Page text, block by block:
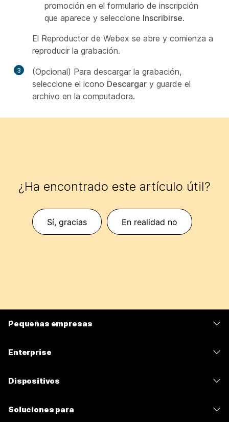
promoción en el formulario de inscripción
que aparece y seleccione Inscribirse.
El Reproductor de Webex se abre y comienza a
reproducir la grabación.
3
(Opcional) Para descargar la grabación,
seleccione el icono Descargar y guarde el
archivo en la computadora.
¿Ha encontrado este artículo útil?
Sí, gracias En realidad no
Pequeñas empresas
Enterprise
Dispositivos
Soluciones para